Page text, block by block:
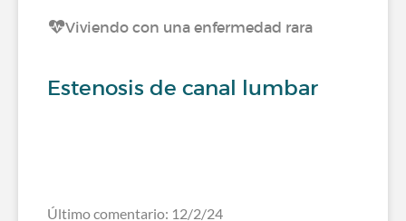
Viviendo con una enfermedad rara
Estenosis de canal lumbar
Último comentario: 12/2/24